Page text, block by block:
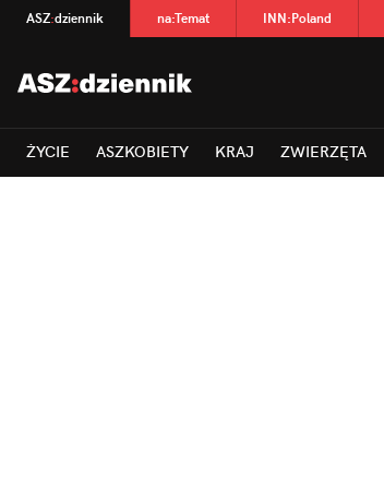
ASZ:dziennik na:Temat INN:Poland
ŻYCIE ASZKOBIETY KRAJ ZWIERZĘTA